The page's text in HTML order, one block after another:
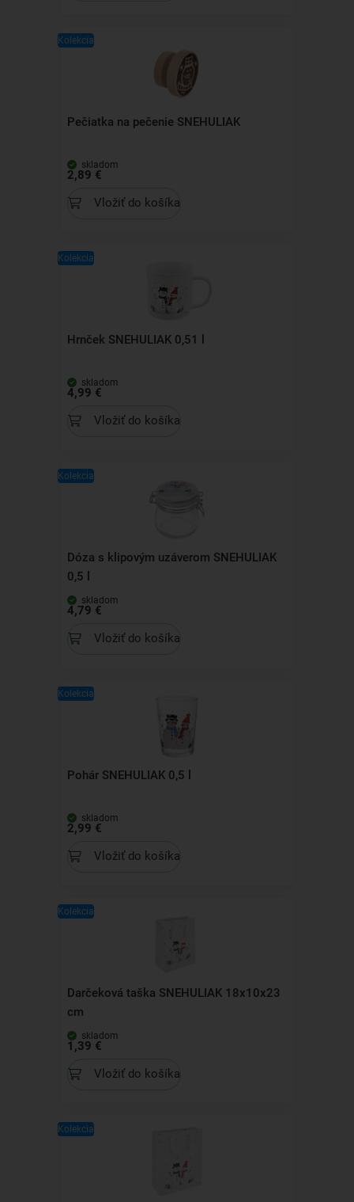
Kolekcia
Pečiatka na pečenie SNEHULIAK
skladom
2,89 €
Vložiť do košíka
Kolekcia
Hrnček SNEHULIAK 0,51 l
skladom
4,99 €
Vložiť do košíka
Kolekcia
Dóza s klipovým uzáverom SNEHULIAK
0,5 l
skladom
4,79 €
Vložiť do košíka
Kolekcia
Pohár SNEHULIAK 0,5 l
skladom
2,99 €
Vložiť do košíka
Kolekcia
Darčeková taška SNEHULIAK 18x10x23
cm
skladom
1,39 €
Vložiť do košíka
Kolekcia